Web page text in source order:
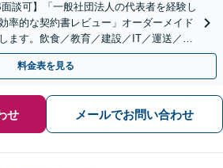
談可】「一般社団法人の代表者を経験し
率的な契約書レビュー」オーダーメイド
ます。飲食／教育／建設／IT／運送／不
人など幅広い業界に対応
料金表を見る
せ メールでお問い合わせ